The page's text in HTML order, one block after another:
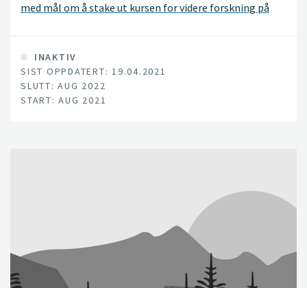
med mål om å stake ut kursen for videre forskning på
forhold, så dette prosjektet vil danne et viktig grunnlag
for fremtidens tverrfaglige jordhelse-forskning i nord.
INAKTIV
SIST OPPDATERT: 19.04.2021
SLUTT: AUG 2022
START: AUG 2021